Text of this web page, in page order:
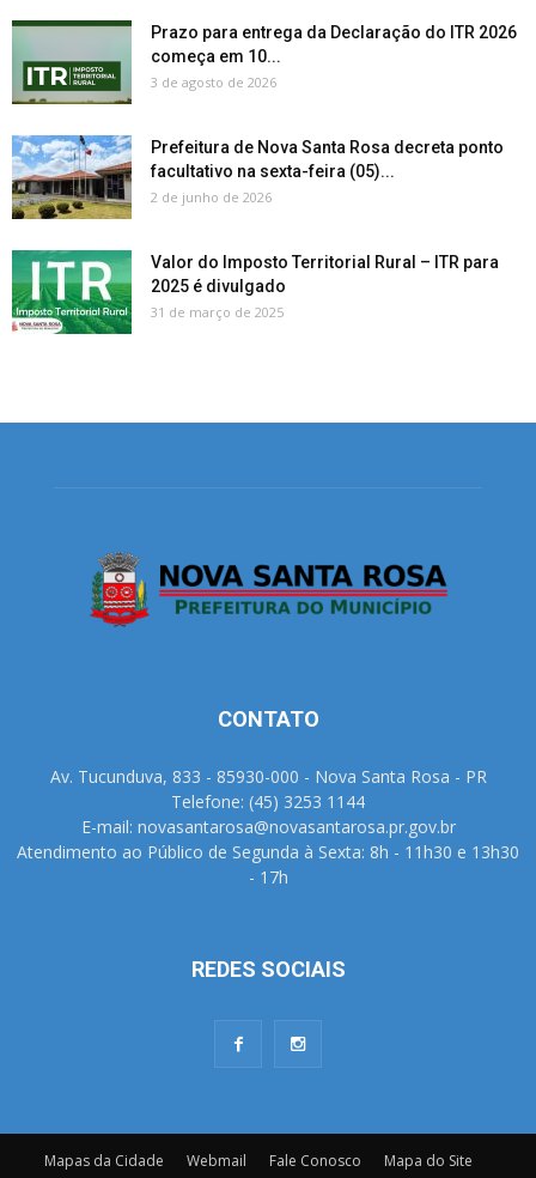
Prazo para entrega da Declaração do ITR 2026
começa em 10...
3 de agosto de 2026
Prefeitura de Nova Santa Rosa decreta ponto
facultativo na sexta-feira (05)...
2 de junho de 2026
Valor do Imposto Territorial Rural – ITR para
2025 é divulgado
31 de março de 2025
CONTATO
Av. Tucunduva, 833 - 85930-000 - Nova Santa Rosa - PR
Telefone: (45) 3253 1144
E-mail: novasantarosa@novasantarosa.pr.gov.br
Atendimento ao Público de Segunda à Sexta: 8h - 11h30 e 13h30
- 17h
REDES SOCIAIS
Mapas da Cidade Webmail Fale Conosco Mapa do Site